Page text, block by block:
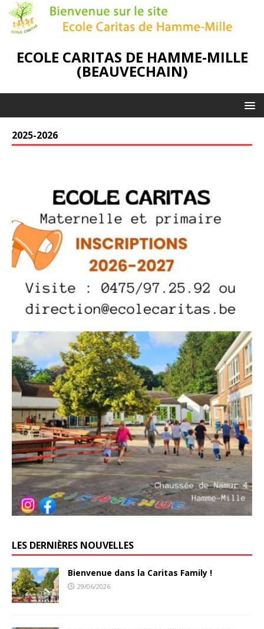
ECOLE CARITAS DE HAMME-MILLE
(BEAUVECHAIN)
2025-2026
LES DERNIÈRES NOUVELLES
Bienvenue dans la Caritas Family !
29/06/2026